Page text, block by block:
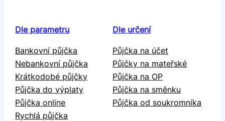
Dle parametru
Bankovní půjčka
Nebankovní půjčka
Krátkodobé půjčky
Půjčka do výplaty
Půjčka online
Rychlá půjčka
Dle určení
Půjčka na účet
Půjčky na mateřské
Půjčka na OP
Půjčka na směnku
Půjčka od soukromníka